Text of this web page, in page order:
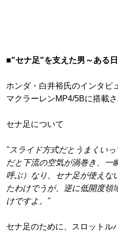
■"セナ足"を支えた男～ある
ホンダ・白井裕氏のインタビ
マクラーレンMP4/5Bに搭載さ
セナ足について
"スライド方式だとうまくい
だと下流の空気が渦巻き、一
呼ぶ）なり、セナ足が使えな
たわけでうが、逆に低開度領
けですよ。"
セナ足のために、スロットル